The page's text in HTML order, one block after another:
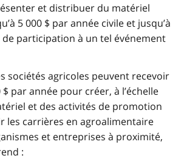
et distribuer du matériel
5 000 $ par année civile et jusqu’à
de participation à un tel événement
sociétés agricoles peuvent recevoir
$ par année pour créer, à l’échelle
et des activités de promotion
les carrières en agroalimentaire
et entreprises à proximité,
: